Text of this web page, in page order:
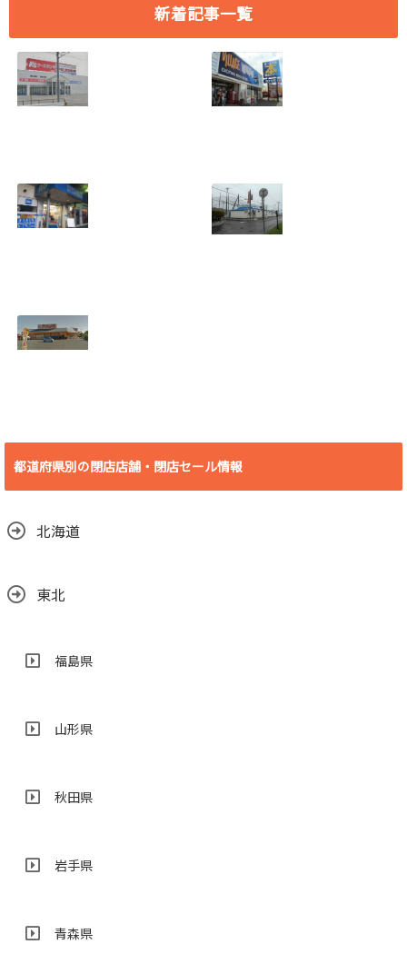
新着記事一覧
2018年7月29日
(日)をもって閉店
2018.07.19
ード刈谷店 2018年
9月17日(月)をもっ
て閉店
2018年7月29日
(日)をもって閉店
年6月30日(土)をも
って閉店
都道府県別の閉店店舗・閉店セール情報
北海道
東北
福島県
山形県
秋田県
岩手県
青森県